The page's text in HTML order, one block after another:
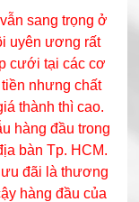
sang trọng ở
uyên ương rất
cưới tại các cơ
nhưng chất
thành thì cao.
hàng đầu trong
bàn Tp. HCM.
đãi là thương
hàng đầu của